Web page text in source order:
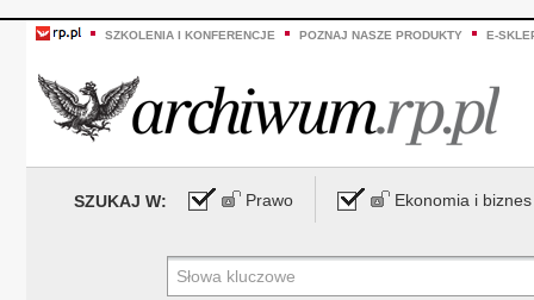
SZKOLENIA I KONFERENCJE POZNAJ NASZE PRODUKTY E-
SZUKAJ W: Prawo Ekonomia i biznes